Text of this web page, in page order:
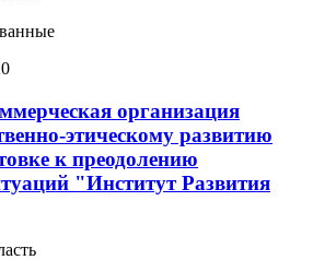
организация
этическому развитию
к преодолению
"Институт Развития